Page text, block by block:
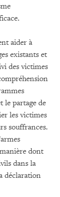
aider à
existants et
des victimes
le partage de
les victimes
souffrances.
dont
dans la
déclaration